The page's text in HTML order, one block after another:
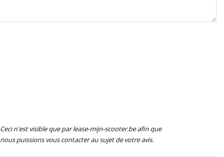
Ceci n'est visible que par lease-mijn-scooter.be afin que
nous puissions vous contacter au sujet de votre avis.